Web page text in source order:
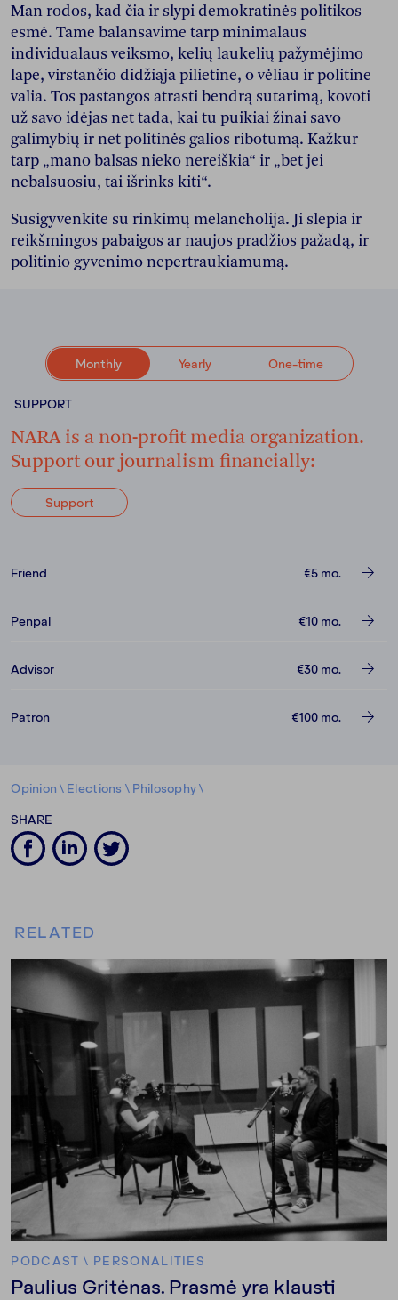
Man rodos, kad čia ir slypi demokratinės politikos
esmė. Tame balansavime tarp minimalaus
individualaus veiksmo, kelių laukelių pažymėjimo
lape, virstančio didžiąja pilietine, o vėliau ir politine
valia. Tos pastangos atrasti bendrą sutarimą, kovoti
už savo idėjas net tada, kai tu puikiai žinai savo
galimybių ir net politinės galios ribotumą. Kažkur
tarp „mano balsas nieko nereiškia“ ir „bet jei
nebalsuosiu, tai išrinks kiti“.
Susigyvenkite su rinkimų melancholija. Ji slepia ir
reikšmingos pabaigos ar naujos pradžios pažadą, ir
politinio gyvenimo nepertraukiamumą.
Monthly Yearly One-time
SUPPORT
NARA is a non-profit media organization.
Support our journalism financially:
Support
Friend €5 mo.
Penpal €10 mo.
Advisor €30 mo.
Patron €100 mo.
Opinion \ Elections \ Philosophy\
SHARE
RELATED
PODCAST \ PERSONALITIES
Paulius Gritėnas. Prasmė yra klausti